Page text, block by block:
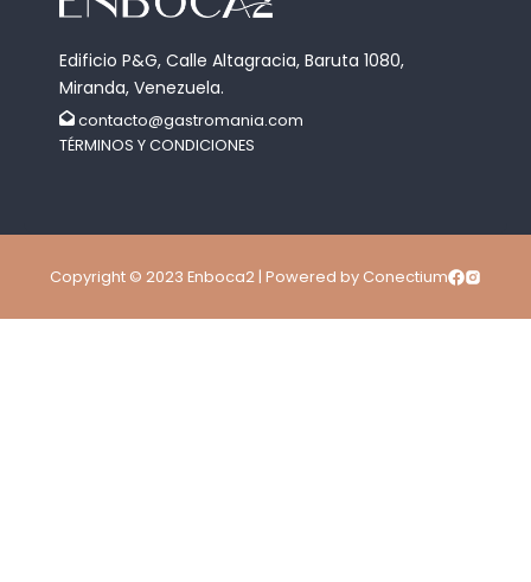
Edificio P&G, Calle Altagracia, Baruta 1080,
Miranda, Venezuela.
contacto@gastromania.com
TÉRMINOS Y CONDICIONES
Copyright © 2023 Enboca2 | Powered by Conectium